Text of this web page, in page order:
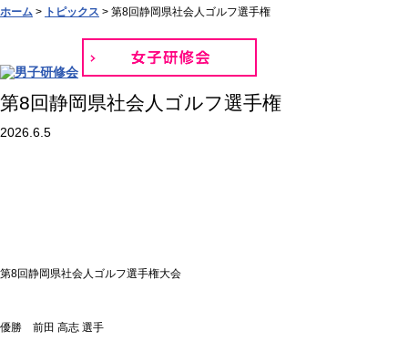
ホーム > トピックス > 第8回静岡県社会人ゴルフ選手権
第8回静岡県社会人ゴルフ選手権
2026.6.5
第8回静岡県社会人ゴルフ選手権大会
優勝 前田 高志 選手